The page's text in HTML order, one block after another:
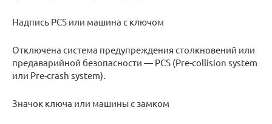
Надпись PCS или машина с ключом
Отключена система предупреждения столкновений или
предаварийной безопасности — PCS (Pre-collision system
или Pre-crash system).
Значок ключа или машины с замком